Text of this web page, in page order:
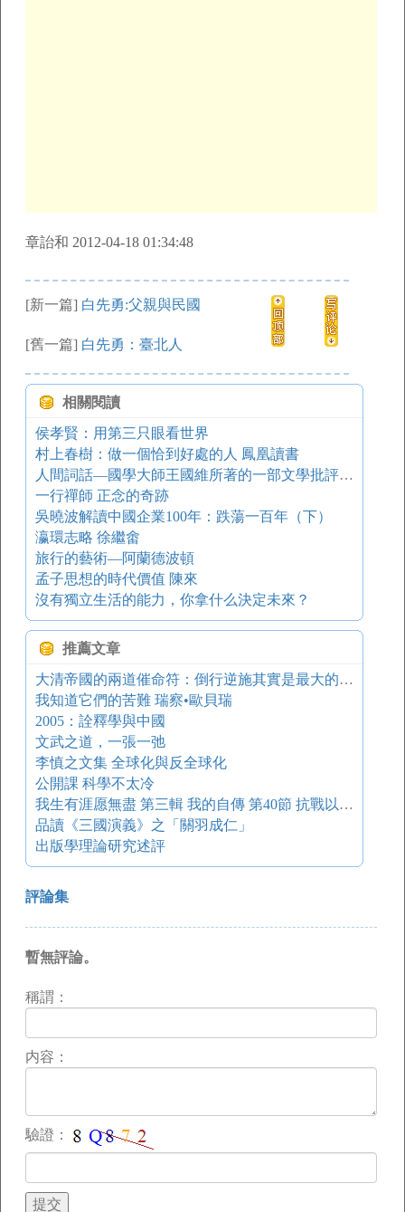
章詒和 2012-04-18 01:34:48
[新一篇] 白先勇:父親與民國
[舊一篇] 白先勇：臺北人
相關閱讀
侯孝賢：用第三只眼看世界
村上春樹：做一個恰到好處的人 鳳凰讀書
人間詞話—國學大師王國維所著的一部文學批評著作
一行禪師 正念的奇跡
吳曉波解讀中國企業100年：跌蕩一百年（下）
瀛環志略 徐繼畬
旅行的藝術—阿蘭德波頓
孟子思想的時代價值 陳來
沒有獨立生活的能力，你拿什么決定未來？
推薦文章
大清帝國的兩道催命符：倒行逆施其實是最大的錯誤
我知道它們的苦難 瑞察•歐貝瑞
2005：詮釋學與中國
文武之道，一張一弛
李慎之文集 全球化與反全球化
公開課 科學不太冷
我生有涯愿無盡 第三輯 我的自傳 第40節 抗戰以來自述（11）
品讀《三國演義》之「關羽成仁」
出版學理論研究述評
評論集
暫無評論。
稱謂：
内容：
驗證：